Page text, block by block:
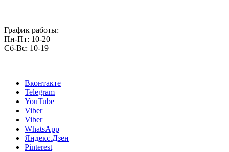
График работы:
Пн-Пт: 10-20
Сб-Вс: 10-19
Вконтакте
Telegram
YouTube
Viber
Viber
WhatsApp
Яндекс.Дзен
Pinterest